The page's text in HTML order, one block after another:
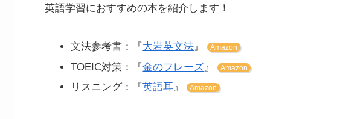
英語学習におすすめの本を紹介します！
文法参考書：『 大岩英文法』 Amazon
TOEIC対策：『金のフレーズ 』 Amazon
リスニング：『英語耳』 Amazon